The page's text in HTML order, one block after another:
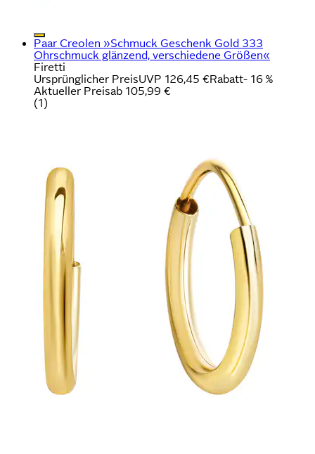
Paar Creolen »Schmuck Geschenk Gold 333
Ohrschmuck glänzend, verschiedene Größen«
Firetti
Ursprünglicher PreisUVP 126,45 €Rabatt- 16 %
Aktueller Preisab 105,99 €
(1)